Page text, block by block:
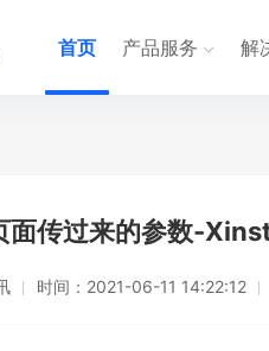
首页 产品服务 解
面传过来的参数-
时间： 2021-06-11 14:22:12